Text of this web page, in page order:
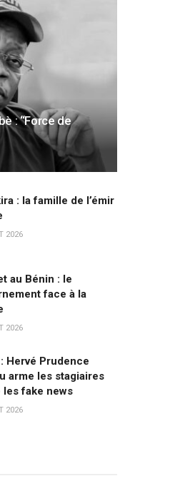
: “Force de
: la famille de l’émir
2026
au Bénin : le
face à la
2026
: Hervé Prudence
arme les stagiaires
les fake news
2026